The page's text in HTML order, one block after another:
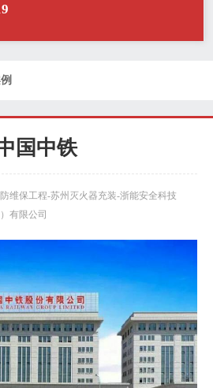
国中铁
维保工程-苏州灭火器充装-浙能安全科技
）有限公司